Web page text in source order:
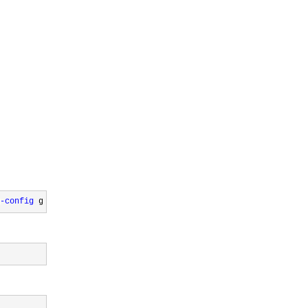
config g++ libssl-dev